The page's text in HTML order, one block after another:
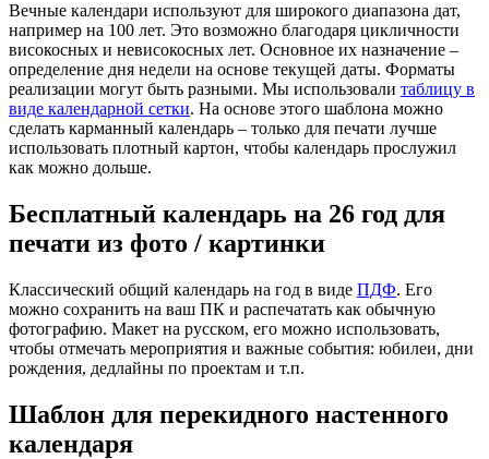
Вечные календари используют для широкого диапазона дат,
например на 100 лет. Это возможно благодаря цикличности
високосных и невисокосных лет. Основное их назначение –
определение дня недели на основе текущей даты. Форматы
реализации могут быть разными. Мы использовали таблицу в
виде календарной сетки. На основе этого шаблона можно
сделать карманный календарь – только для печати лучше
использовать плотный картон, чтобы календарь прослужил
как можно дольше.
Бесплатный календарь на 26 год для
печати из фото / картинки
Классический общий календарь на год в виде ПДФ. Его
можно сохранить на ваш ПК и распечатать как обычную
фотографию. Макет на русском, его можно использовать,
чтобы отмечать мероприятия и важные события: юбилеи, дни
рождения, дедлайны по проектам и т.п.
Шаблон для перекидного настенного
календаря